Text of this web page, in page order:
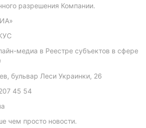
разрешения Компании.
медиа в Реестре субъектов в сфере
бульвар Леси Украинки, 26
45 54
чем просто новости.